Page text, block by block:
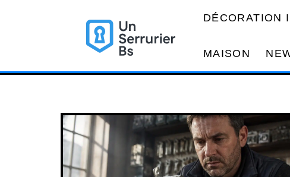
DÉCORATION
MAISON